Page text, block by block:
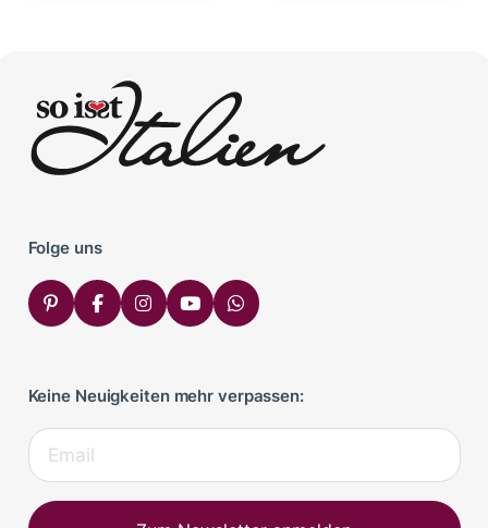
Folge uns
Keine Neuigkeiten mehr verpassen: